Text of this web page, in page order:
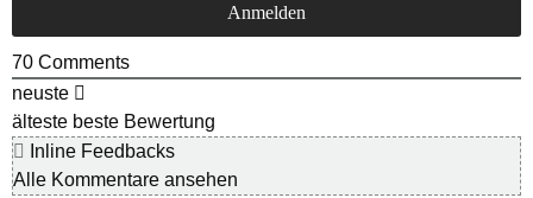
70 Comments
neuste
älteste beste Bewertung
Inline Feedbacks
Alle Kommentare ansehen